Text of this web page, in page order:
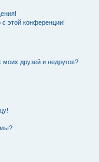
с этой конференции!
моих друзей и недругов?